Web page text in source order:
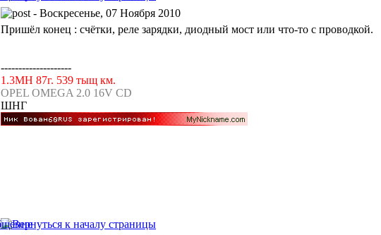
- Воскресенье, 07 Ноября 2010
Пришёл конец : счётки, реле зарядки, диодный мост или что-то с проводкой.
--------------------
1.3МН 87г. 539 тыщ км.
OPEL OMEGA 2.0 16V CD
ШНГ